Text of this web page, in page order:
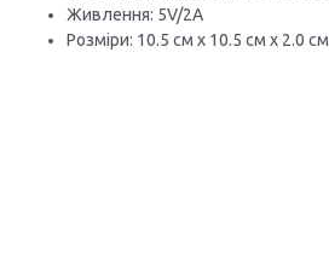
Живлення: 5V/2A
Розміри: 10.5 см x 10.5 см x 2.0 см